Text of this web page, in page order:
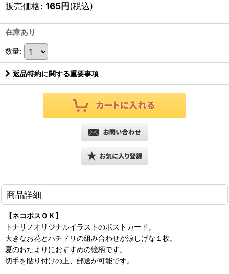
販売価格: 165円(税込)
在庫あり
数量:
返品特約に関する重要事項
商品詳細
【ネコポスＯＫ】
トナリノオリジナルイラストのポストカード。
大きなお花とハチドリの組み合わせが涼しげな１枚。
夏のおたよりにおすすめの絵柄です。
切手を貼り付けの上、郵送が可能です。